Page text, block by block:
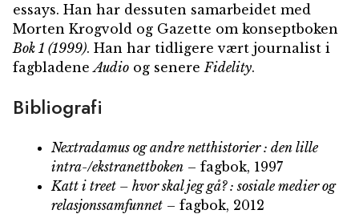
essays. Han har dessuten samarbeidet med
Morten Krogvold og Gazette om konseptboken
Bok 1 (1999). Han har tidligere vært journalist i
fagbladeneAudio og senere Fidelity.
Bibliografi
Nextradamus og andre netthistorier : den lille
intra-/ekstranettboken – fagbok, 1997
Katt i treet – hvor skal jeg gå? : sosiale medier og
relasjonssamfunnet – fagbok, 2012